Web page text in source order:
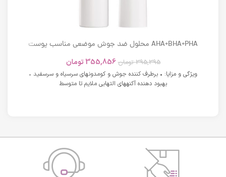
AHA+BHA+PHA محلول ضد جوش موضعی مناسب پوست
395,395 تومان 355,856 تومان
ویژگی و مزایا: • برطرف کننده جوش و کومدونهای سرسیاه و سرسفید •
بهبود دهنده آکنههای التهابی ملایم تا متوسط